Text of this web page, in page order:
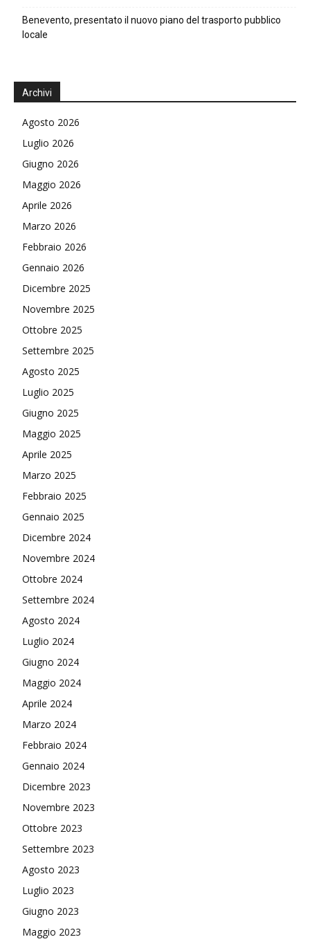
Benevento, presentato il nuovo piano del trasporto pubblico
locale
Archivi
Agosto 2026
Luglio 2026
Giugno 2026
Maggio 2026
Aprile 2026
Marzo 2026
Febbraio 2026
Gennaio 2026
Dicembre 2025
Novembre 2025
Ottobre 2025
Settembre 2025
Agosto 2025
Luglio 2025
Giugno 2025
Maggio 2025
Aprile 2025
Marzo 2025
Febbraio 2025
Gennaio 2025
Dicembre 2024
Novembre 2024
Ottobre 2024
Settembre 2024
Agosto 2024
Luglio 2024
Giugno 2024
Maggio 2024
Aprile 2024
Marzo 2024
Febbraio 2024
Gennaio 2024
Dicembre 2023
Novembre 2023
Ottobre 2023
Settembre 2023
Agosto 2023
Luglio 2023
Giugno 2023
Maggio 2023